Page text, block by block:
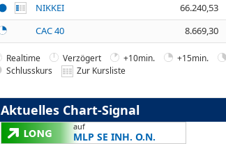
NIKKEI
66.240,53
CAC 40
8.669,30
Realtime Verzögert +10min. +15min.
Schlusskurs
Zur Kursliste
Aktuelles Chart-Signal
auf
MLP SE INH. O.N.